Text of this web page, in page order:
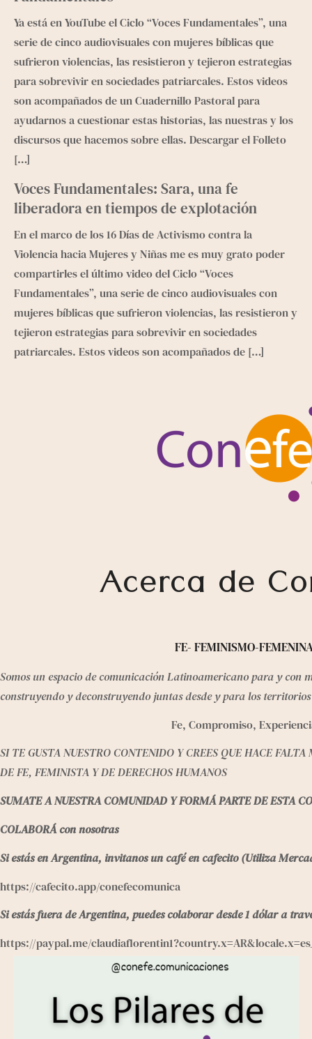
Ya está en YouTube el Ciclo “Voces Fundamentales”, una
serie de cinco audiovisuales con mujeres bíblicas que
sufrieron violencias, las resistieron y tejieron estrategias
para sobrevivir en sociedades patriarcales. Estos videos
son acompañados de un Cuadernillo Pastoral para
ayudarnos a cuestionar estas historias, las nuestras y los
discursos que hacemos sobre ellas. Descargar el Folleto
[…]
Voces Fundamentales: Sara, una fe
liberadora en tiempos de explotación
En el marco de los 16 Días de Activismo contra la
Violencia hacia Mujeres y Niñas me es muy grato poder
compartirles el último video del Ciclo “Voces
Fundamentales”, una serie de cinco audiovisuales con
mujeres bíblicas que sufrieron violencias, las resistieron y
tejieron estrategias para sobrevivir en sociedades
patriarcales. Estos videos son acompañados de […]
Acerca de
FE- FEMINISMO-
Somos un espacio de comunicación Latinoamericano para y con
construyendo y deconstruyendo juntas desde y para los
Fe, Compromiso,
SI TE GUSTA NUESTRO CONTENIDO Y CREES QUE HACE
DE FE, FEMINISTA Y DE DERECHOS HUMANOS
SUMATE A NUESTRA COMUNIDAD Y FORMÁ PARTE DE ESTA
COLABORÁ con nosotras
Si estás en Argentina, invitanos un café en cafecito (Utiliza
https://cafecito.app/conefecomunica
Si estás fuera de Argentina, puedes colaborar desde 1 dólar a
https://paypal.me/